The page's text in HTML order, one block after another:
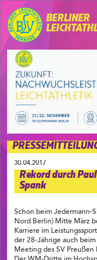
BERLINER
30.04.2017
Rekord durch
Spank
Schon beim Jedermann-
Nord Berlin) Mitte März
Karriere im
der 28-Jährige auch
Meeting des SV